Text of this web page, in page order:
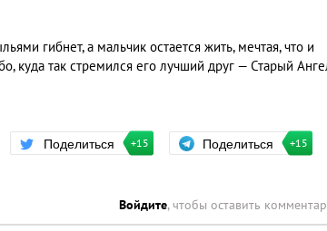
гибнет, а мальчик остается жить, мечтая, что и
куда так стремился его лучший друг — Старый
Поделиться +15 Поделиться +15
Войдите, чтобы оставить